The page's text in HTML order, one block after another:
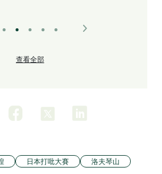
查看全部
日本打吡大賽 洛夫琴山